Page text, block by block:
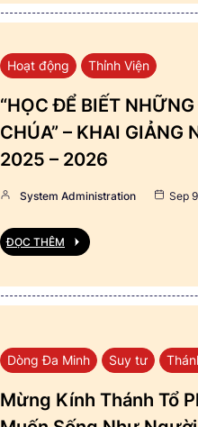
Hoạt động Thỉnh Viện
“HỌC ĐỂ BIẾT
CHÚA” – KHAI GIẢNG
2025 – 2026
System Administration Sep
ĐỌC THÊM
Dòng Đa Minh Suy tư
Mừng Kính Thánh Tổ